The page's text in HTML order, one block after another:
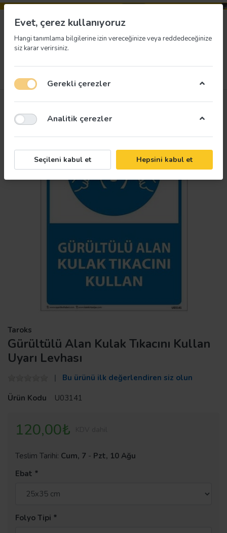
Taroks
Gürültülü Alan Kulak Tıkacını Kullan
Uyarı Levhası
Bu ürünü ilk değerlendiren siz olun
Ürün Kodu
U03141
120,00₺
Teslim Tarihi: Cum, 7 - Pzt, 10 Ağu
Ebat
Folyo Tipi
Evet, çerez kullanıyoruz
Hangi tanımlama bilgilerine izin vereceğinize veya reddedeceğinize
siz karar verirsiniz.
Gerekli çerezler
Analitik çerezler
Seçileni kabul et Hepsini kabul et